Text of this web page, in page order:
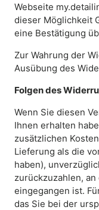
Webseite
dieser Möglichkeit
eine Bestätigung
Zur Wahrung der
Ausübung des
Folgen des
Wenn Sie diesen
Ihnen erhalten
zusätzlichen
Lieferung als die
haben),
zurückzuzahlen,
eingegangen ist.
das Sie bei der